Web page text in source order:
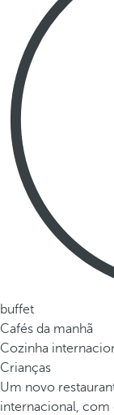
buffet
Cafés da manhã
Cozinha
Crianças
Um novo
internacional, com